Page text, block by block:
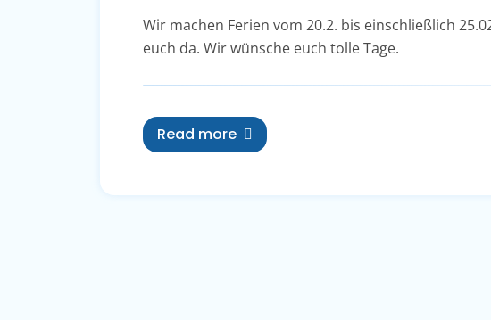
Wir machen Ferien vom 20.2. bis einschließlich
euch da. Wir wünsche euch tolle Tage.
Read more